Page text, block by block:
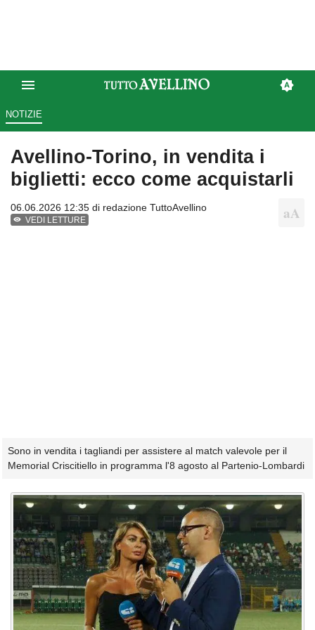
NOTIZIE
Avellino-Torino, in vendita i
biglietti: ecco come acquistarli
06.06.2026 12:35 di redazione TuttoAvellino
VEDI LETTURE
Sono in vendita i tagliandi per assistere al match valevole per il
Memorial Criscitiello in programma l'8 agosto al Partenio-Lombardi